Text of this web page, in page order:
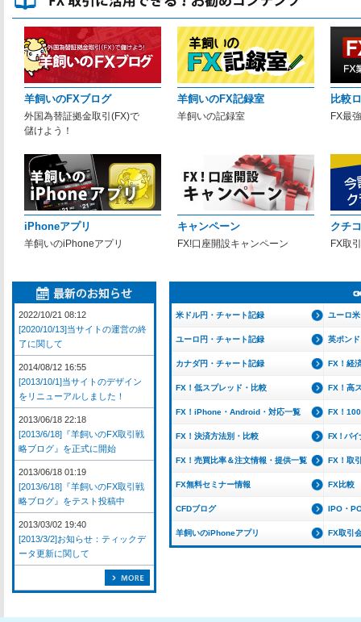
羊飼いのFXブログ
外国為替証拠金取引(FX)で
儲けよう！
羊飼いのFX記録室
羊飼いの記録室
比較
FX最
iPhoneアプリ
羊飼いのiPhoneアプリ
キャンペーン
FX!口座開設キャンペーン
クチ
FX取
米ドル円・チャート記録 ユーロ
ユーロ円・チャート記録 英ポン
カナダ円・チャート記録 FX！経
FX！低スプレッド・比較 FX！高
FX！iPhone・Android・対応一覧 FX！
FX！決済方法別・比較 FX！バイ
FX！売買比率＆注文情報・提供一覧 FX！取
FX無料セミナー情報 FX比較
CFDブログ IPO・
羊飼いのiPhoneアプリ FX取引
2022/10/21 08:12
[2020/10/13]当サイトの運営の終
了に関して
2014/08/12 16:55
[2013/10/1]当サイトのデザイン
をリニューアルしました！
2013/06/18 22:18
[2013/6/18]『羊飼いのFX取引戦
略ブログ』を正式に開始
2013/06/18 01:19
[2013/6/18]『羊飼いのFX取引戦
略ブログ』をテスト投稿中
2013/03/02 19:40
[2013/3/2]お知らせ：ティックデ
ータ更新に関して